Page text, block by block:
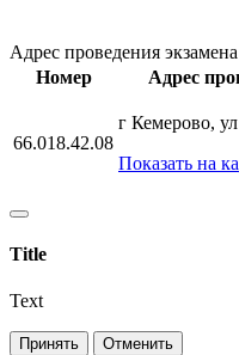
Адрес проведения экзамена
Номер
Адрес
66.018.42.08
г Кемерово,
Показать на
Title
Text
Принять Отменить